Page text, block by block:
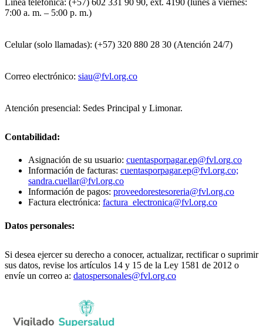
7:00 a. m. – 5:00 p. m.)
Celular (solo llamadas): (+57) 320 880 28 30 (Atención 24/7)
Correo electrónico: siau@fvl.org.co
Atención presencial: Sedes Principal y Limonar.
Contabilidad:
Asignación de su usuario: cuentasporpagar.ep@fvl.org.co
Información de facturas: cuentasporpagar.ep@fvl.org.co;
sandra.cuellar@fvl.org.co
Información de pagos: proveedorestesoreria@fvl.org.co
Factura electrónica: factura_electronica@fvl.org.co
Datos personales:
Si desea ejercer su derecho a conocer, actualizar, rectificar o suprimir
sus datos, revise los artículos 14 y 15 de la Ley 1581 de 2012 o
envíe un correo a: datospersonales@fvl.org.co